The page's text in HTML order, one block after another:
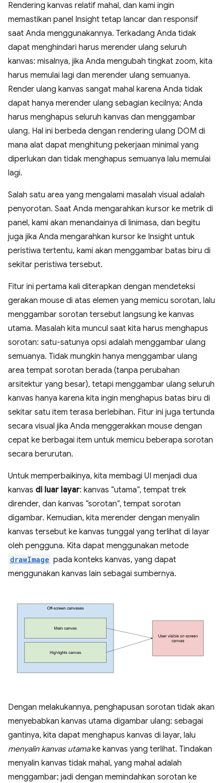
Rendering kanvas relatif mahal, dan kami ingin
memastikan panel Insight tetap lancar dan responsif
saat Anda menggunakannya. Terkadang Anda tidak
dapat menghindari harus merender ulang seluruh
kanvas: misalnya, jika Anda mengubah tingkat zoom, kita
harus memulai lagi dan merender ulang semuanya.
Render ulang kanvas sangat mahal karena Anda tidak
dapat hanya merender ulang sebagian kecilnya; Anda
harus menghapus seluruh kanvas dan menggambar
ulang. Hal ini berbeda dengan rendering ulang DOM di
mana alat dapat menghitung pekerjaan minimal yang
diperlukan dan tidak menghapus semuanya lalu memulai
lagi.
Salah satu area yang mengalami masalah visual adalah
penyorotan. Saat Anda mengarahkan kursor ke metrik di
panel, kami akan menandainya di linimasa, dan begitu
juga jika Anda mengarahkan kursor ke Insight untuk
peristiwa tertentu, kami akan menggambar batas biru di
sekitar peristiwa tersebut.
Fitur ini pertama kali diterapkan dengan mendeteksi
gerakan mouse di atas elemen yang memicu sorotan, lalu
menggambar sorotan tersebut langsung ke kanvas
utama. Masalah kita muncul saat kita harus menghapus
sorotan: satu-satunya opsi adalah menggambar ulang
semuanya. Tidak mungkin hanya menggambar ulang
area tempat sorotan berada (tanpa perubahan
arsitektur yang besar), tetapi menggambar ulang seluruh
kanvas hanya karena kita ingin menghapus batas biru di
sekitar satu item terasa berlebihan. Fitur ini juga tertunda
secara visual jika Anda menggerakkan mouse dengan
cepat ke berbagai item untuk memicu beberapa sorotan
secara berurutan.
Untuk memperbaikinya, kita membagi UI menjadi dua
kanvas di luar layar: kanvas “utama”, tempat trek
dirender, dan kanvas “sorotan”, tempat sorotan
digambar. Kemudian, kita merender dengan menyalin
kanvas tersebut ke kanvas tunggal yang terlihat di layar
oleh pengguna. Kita dapat menggunakan metode
drawImage pada konteks kanvas, yang dapat
menggunakan kanvas lain sebagai sumbernya.
Dengan melakukannya, penghapusan sorotan tidak akan
menyebabkan kanvas utama digambar ulang: sebagai
gantinya, kita dapat menghapus kanvas di layar, lalu
menyalin kanvas utamake kanvas yang terlihat. Tindakan
menyalin kanvas tidak mahal, yang mahal adalah
menggambar; jadi dengan memindahkan sorotan ke